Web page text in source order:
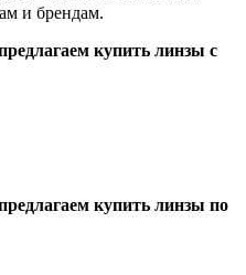
и брендам.
купить линзы с
купить линзы по